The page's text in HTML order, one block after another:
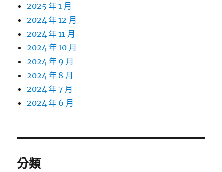
2025 年 1 月
2024 年 12 月
2024 年 11 月
2024 年 10 月
2024 年 9 月
2024 年 8 月
2024 年 7 月
2024 年 6 月
分類